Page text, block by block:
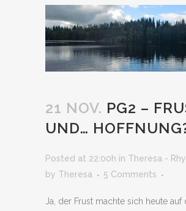
21 NOV. PG2 –
UND…
Posted at 22:00h in Theresa -
by Theresa 5 Comments
Ja, der Frust machte sich heute auf